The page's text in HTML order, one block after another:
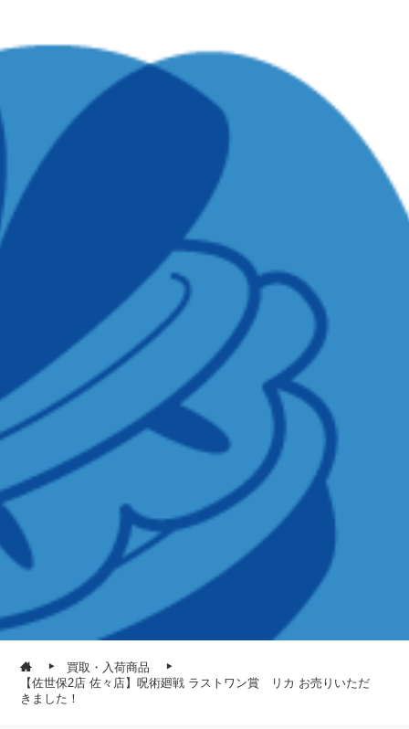
買取・入荷商品
【佐世保2店 佐々店】呪術廻戦 ラストワン賞 リカ お売りいただ
きました！